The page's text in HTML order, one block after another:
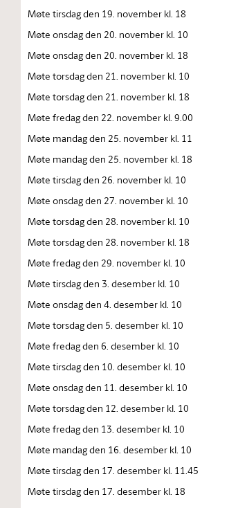
Møte tirsdag den 19. november kl. 18
Møte onsdag den 20. november kl. 10
Møte onsdag den 20. november kl. 18
Møte torsdag den 21. november kl. 10
Møte torsdag den 21. november kl. 18
Møte fredag den 22. november kl. 9.00
Møte mandag den 25. november kl. 11
Møte mandag den 25. november kl. 18
Møte tirsdag den 26. november kl. 10
Møte onsdag den 27. november kl. 10
Møte torsdag den 28. november kl. 10
Møte torsdag den 28. november kl. 18
Møte fredag den 29. november kl. 10
Møte tirsdag den 3. desember kl. 10
Møte onsdag den 4. desember kl. 10
Møte torsdag den 5. desember kl. 10
Møte fredag den 6. desember kl. 10
Møte tirsdag den 10. desember kl. 10
Møte onsdag den 11. desember kl. 10
Møte torsdag den 12. desember kl. 10
Møte fredag den 13. desember kl. 10
Møte mandag den 16. desember kl. 10
Møte tirsdag den 17. desember kl. 11.45
Møte tirsdag den 17. desember kl. 18